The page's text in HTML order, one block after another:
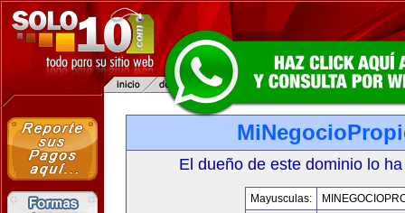
El dueño de este dominio lo
Mayusculas: